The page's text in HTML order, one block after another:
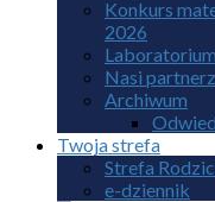
Konkurs
2026
Nasi
Archiwum
Twoja strefa
Strefa
e-dziennik